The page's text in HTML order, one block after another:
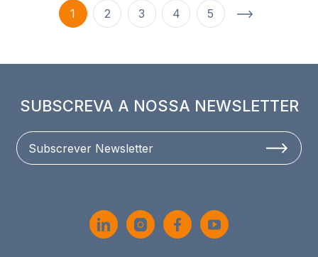
1 2 3 4 5
SUBSCREVA A NOSSA NEWSLETTER
Subscrever Newsletter